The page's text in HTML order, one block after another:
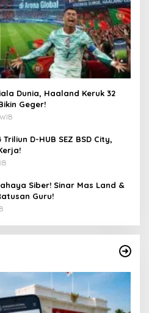
Dunia, Haaland Keruk 32
Geger!
D-HUB SEZ BSD City,
Siber! Sinar Mas Land &
Guru!